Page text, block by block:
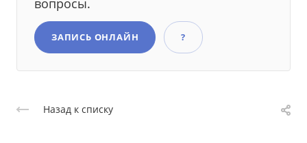
вопросы.
ЗАПИСЬ ОНЛАЙН ?
Назад к списку